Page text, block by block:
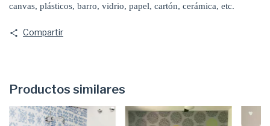
canvas, plásticos, barro, vidrio, papel, cartón, cerámica, etc.
Compartir
Productos similares